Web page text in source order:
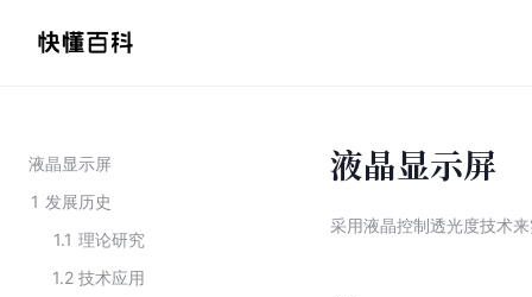
液晶显示屏
1 发展历史
1.1 理论研究
1.2 技术应用
液晶显示屏
采用液晶控制透光度技术